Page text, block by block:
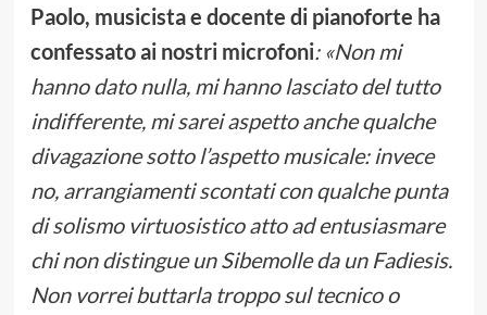
Paolo, musicista e docente di pianoforte ha
confessato ai nostri microfoni: «Non mi
hanno dato nulla, mi hanno lasciato del tutto
indifferente, mi sarei aspetto anche qualche
divagazione sotto l’aspetto musicale: invece
no, arrangiamenti scontati con qualche punta
di solismo virtuosistico atto ad entusiasmare
chi non distingue un Sibemolle da un Fadiesis.
Non vorrei buttarla troppo sul tecnico o